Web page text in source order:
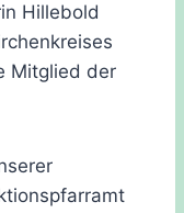
Hillebold
Mitglied der